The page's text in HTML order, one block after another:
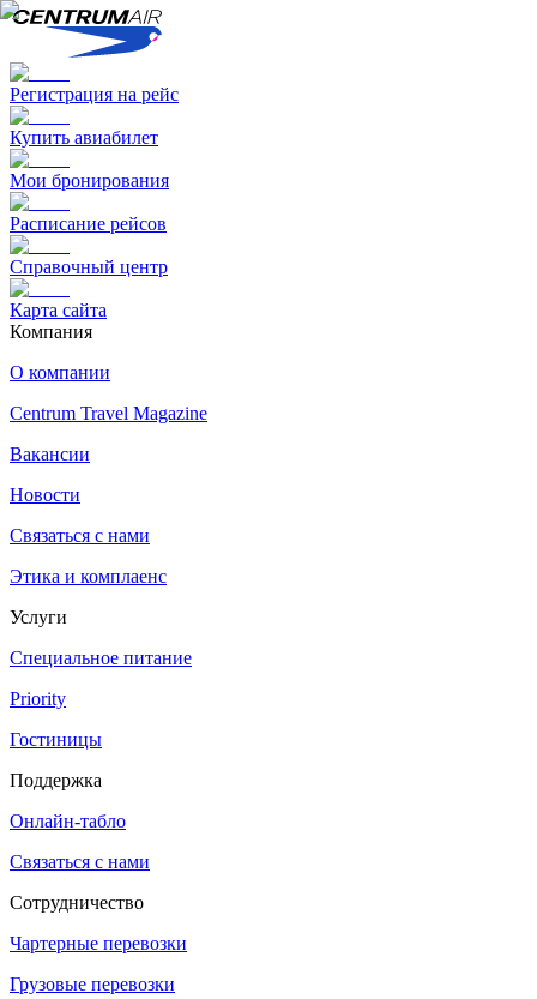
Регистрация на рейс
Купить авиабилет
Мои бронирования
Расписание рейсов
Справочный центр
Карта сайта
Компания
О компании
Centrum Travel Magazine
Вакансии
Новости
Связаться с нами
Этика и комплаенс
Услуги
Специальное питание
Priority
Гостиницы
Поддержка
Онлайн-табло
Связаться с нами
Сотрудничество
Чартерные перевозки
Грузовые перевозки